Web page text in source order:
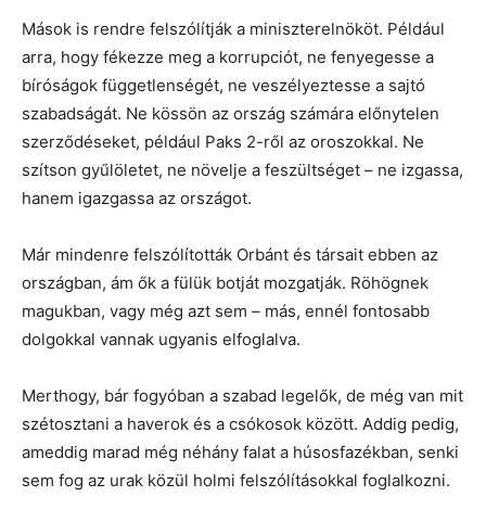
Mások is rendre felszólítják a miniszterelnököt. Például
arra, hogy fékezze meg a korrupciót, ne fenyegesse a
bíróságok függetlenségét, ne veszélyeztesse a sajtó
szabadságát. Ne kössön az ország számára előnytelen
szerződéseket, például Paks 2-ről az oroszokkal. Ne
szítson gyűlöletet, ne növelje a feszültséget – ne izgassa,
hanem igazgassa az országot.
Már mindenre felszólították Orbánt és társait ebben az
országban, ám ők a fülük botját mozgatják. Röhögnek
magukban, vagy még azt sem – más, ennél fontosabb
dolgokkal vannak ugyanis elfoglalva.
Merthogy, bár fogyóban a szabad legelők, de még van mit
szétosztani a haverok és a csókosok között. Addig pedig,
ameddig marad még néhány falat a húsosfazékban, senki
sem fog az urak közül holmi felszólításokkal foglalkozni.